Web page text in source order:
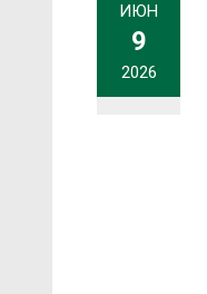
ИЮН
9
2026